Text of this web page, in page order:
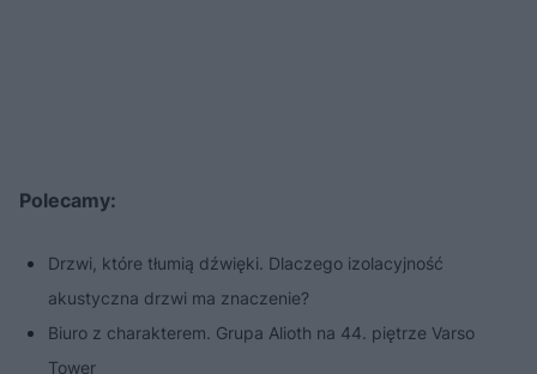
Polecamy:
Drzwi, które tłumią dźwięki. Dlaczego izolacyjność
akustyczna drzwi ma znaczenie?
Biuro z charakterem. Grupa Alioth na 44. piętrze Varso
Tower